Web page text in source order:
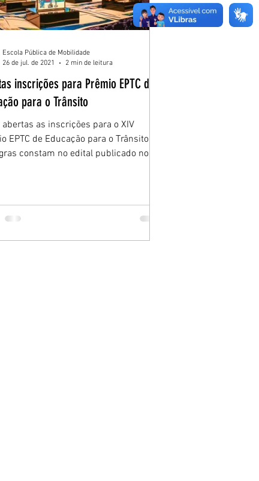
inscrições para Prêmio EPTC de
para o Trânsito
abertas as inscrições para o XIV
EPTC de Educação para o Trânsito.
constam no edital publicado no
Escola Pública de Mobilidade
26 de jul. de 2021
2 min de leitura